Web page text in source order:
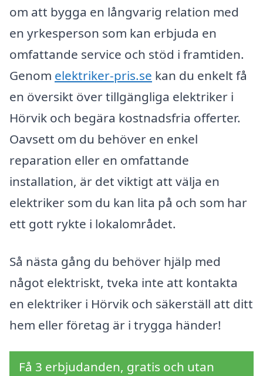
om att bygga en långvarig relation med
en yrkesperson som kan erbjuda en
omfattande service och stöd i framtiden.
Genom elektriker-pris.se kan du enkelt få
en översikt över tillgängliga elektriker i
Hörvik och begära kostnadsfria offerter.
Oavsett om du behöver en enkel
reparation eller en omfattande
installation, är det viktigt att välja en
elektriker som du kan lita på och som har
ett gott rykte i lokalområdet.
Så nästa gång du behöver hjälp med
något elektriskt, tveka inte att kontakta
en elektriker i Hörvik och säkerställ att ditt
hem eller företag är i trygga händer!
Få 3 erbjudanden, gratis och utan